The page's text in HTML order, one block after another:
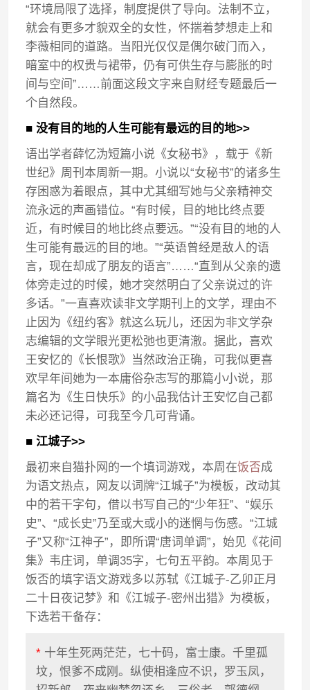
“环境局限了选择，制度提供了导向。法制不立，
就会有更多才貌双全的女性，怀揣着梦想走上和
李薇相同的道路。当阳光仅仅是偶尔破门而入，
暗室中的权贵与裙带，仍有可供生存与膨胀的时
间与空间”……前面这段文字来自财经专题最后一
个自然段。
■ 没有目的地的人生可能有最远的目的地>>
语出学者薛忆沩短篇小说《女秘书》，载于《新
世纪》周刊本周新一期。小说以“女秘书”的诸多生
存困惑为着眼点，其中尤其细写她与父亲精神交
流永远的声画错位。“有时候，目的地比终点要
近，有时候目的地比终点要远。”“没有目的地的人
生可能有最远的目的地。”“英语曾经是敌人的语
言，现在却成了朋友的语言”……“直到从父亲的遗
体旁走过的时候，她才突然明白了父亲说过的许
多话。”一直喜欢读非文学期刊上的文学，理由不
止因为《纽约客》就这么玩儿，还因为非文学杂
志编辑的文学眼光更松弛也更清澈。据此，喜欢
王安忆的《长恨歌》当然政治正确，可我似更喜
欢早年间她为一本庸俗杂志写的那篇小小说，那
篇名为《生日快乐》的小品我估计王安忆自己都
未必还记得，可我至今几可背诵。
■ 江城子>>
最初来自猫扑网的一个填词游戏，本周在饭否成
为语文热点，网友以词牌“江城子”为模板，改动其
中的若干字句，借以书写自己的“少年狂”、“娱乐
史”、“成长史”乃至或大或小的迷惘与伤感。“江城
子”又称“江神子”，即所谓“唐词单调”，始见《花间
集》韦庄词，单调35字，七句五平韵。本周见于
饭否的填字语文游戏多以苏轼《江城子-乙卯正月
二十日夜记梦》和《江城子-密州出猎》为模板，
下选若干备存：
* 十年生死两茫茫，七十码，富士康。千里孤
坟，恨爹不成刚。纵使相逢应不识，罗玉凤，